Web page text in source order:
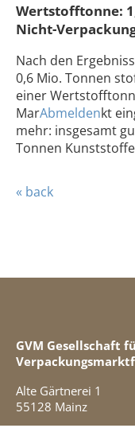
Wertstofftonne:
Nicht-
Nach den
0,6 Mio. Tonnen
einer
MarAbmeldenkt
mehr: insgesamt
Tonnen
« back
GVM Gesellschaft
Alte Gärtnerei 1
55128 Mainz